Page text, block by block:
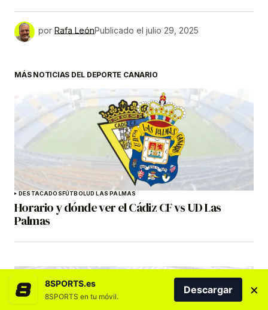
por Rafa LeónPublicado el julio 29, 2025
MÁS NOTICIAS DEL DEPORTE CANARIO
DESTACADOSFÚTBOLUD LAS PALMAS
Horario y dónde ver el Cádiz CF vs UD Las
Palmas
8SPORTS.es
8SPORTS en tu móvil.
Descargar ×